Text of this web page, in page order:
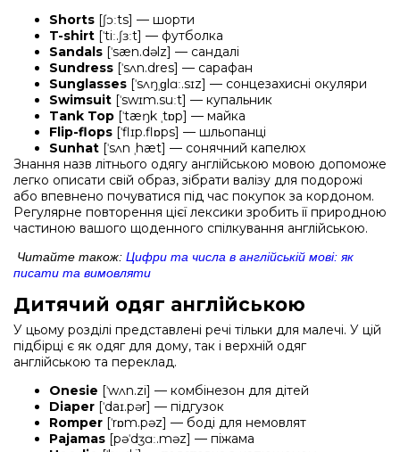
Shorts [ʃɔːts] — шорти
T-shirt [ˈtiː.ʃɜːt] — футболка
Sandals [ˈsæn.dəlz] — сандалі
Sundress [ˈsʌn.dres] — сарафан
Sunglasses [ˈsʌŋˌɡlɑː.sɪz] — сонцезахисні окуляри
Swimsuit [ˈswɪm.suːt] — купальник
Tank Top [ˈtæŋk ˌtɒp] — майка
Flip-flops [ˈflɪp.flɒps] — шльопанці
Sunhat [ˈsʌn ˌhæt] — сонячний капелюх
Знання назв літнього одягу англійською мовою допоможе
легко описати свій образ, зібрати валізу для подорожі
або впевнено почуватися під час покупок за кордоном.
Регулярне повторення цієї лексики зробить її природною
частиною вашого щоденного спілкування англійською.
Читайте також: Цифри та числа в англійській мові: як
писати та вимовляти
Дитячий одяг англійською
У цьому розділі представлені речі тільки для малечі. У цій
підбірці є як одяг для дому, так і верхній одяг
англійською та переклад.
Onesie [ˈwʌn.zi] — комбінезон для дітей
Diaper [ˈdaɪ.pər] — підгузок
Romper [ˈrɒm.pəz] — боді для немовлят
Pajamas [pəˈdʒɑː.məz] — піжама